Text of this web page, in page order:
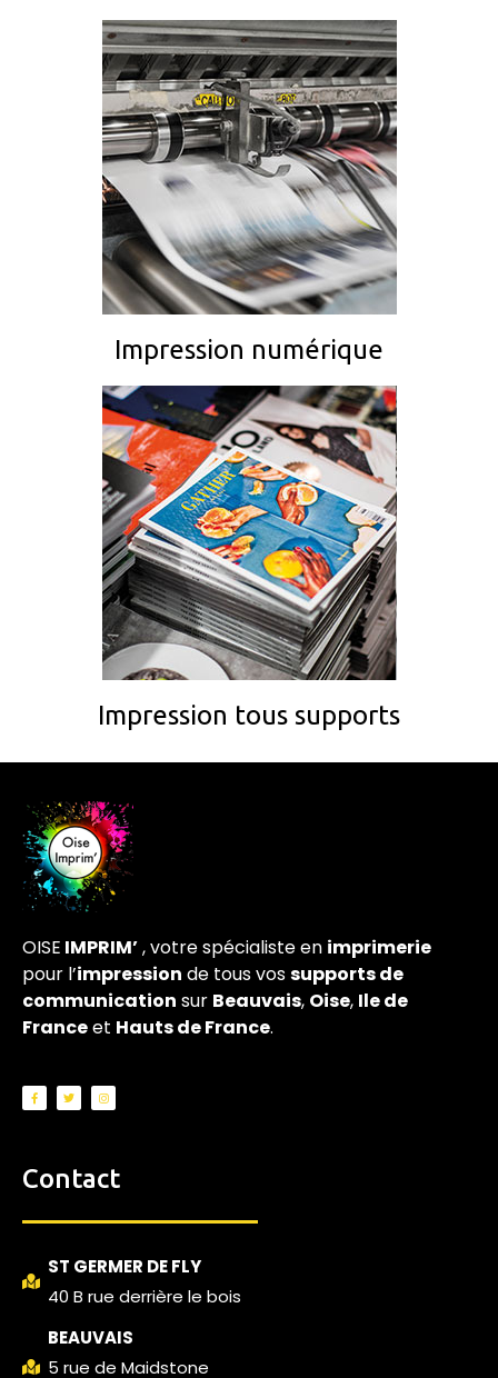
Impression numérique
Impression tous supports
OISE IMPRIM’, votre spécialiste en imprimerie
pour l’impression de tous vossupports de
communication sur Beauvais, Oise, Ile de
Franceet Hauts de France.
Contact
ST GERMER DE FLY
40 B rue derrière le bois
BEAUVAIS
5 rue de Maidstone